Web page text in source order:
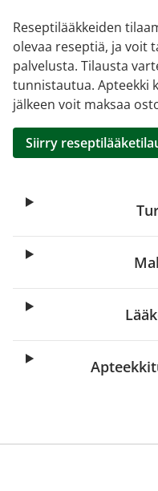
Reseptilääkkeiden
olevaa reseptiä, ja voit
palvelusta. Tilausta
tunnistautua. Apteekki
jälkeen voit maksaa
Siirry